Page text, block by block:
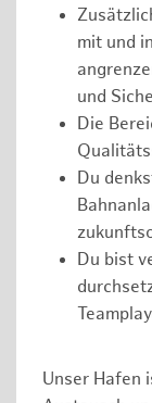
mit und
und
Die
Du
Du bist
Unser Hafen